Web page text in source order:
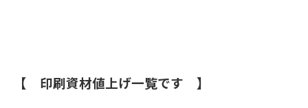
【 印刷資材値上げ一覧です 】